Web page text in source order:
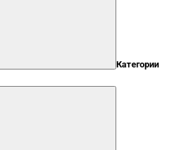
Категории